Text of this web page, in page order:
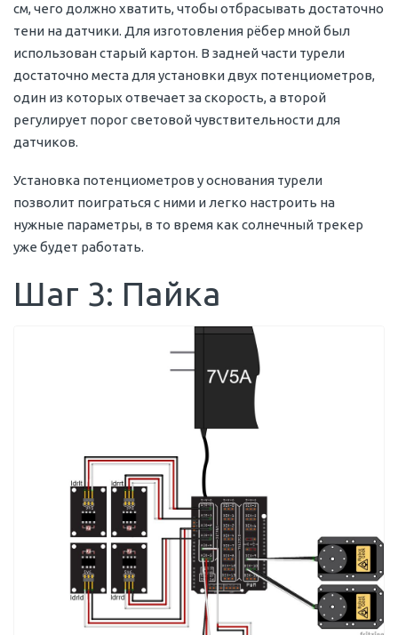
см, чего должно хватить, чтобы отбрасывать достаточно
тени на датчики. Для изготовления рёбер мной был
использован старый картон. В задней части турели
достаточно места для установки двух потенциометров,
один из которых отвечает за скорость, а второй
регулирует порог световой чувствительности для
датчиков.
Установка потенциометров у основания турели
позволит поиграться с ними и легко настроить на
нужные параметры, в то время как солнечный трекер
уже будет работать.
Шаг 3: Пайка